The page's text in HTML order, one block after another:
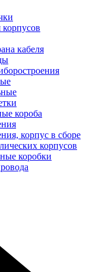
кабеля
короба
корпус в сборе
корпусов
коробки